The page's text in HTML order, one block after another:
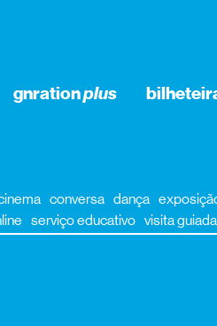
gnrationplus
conversa dança
serviço educativo visita guiada